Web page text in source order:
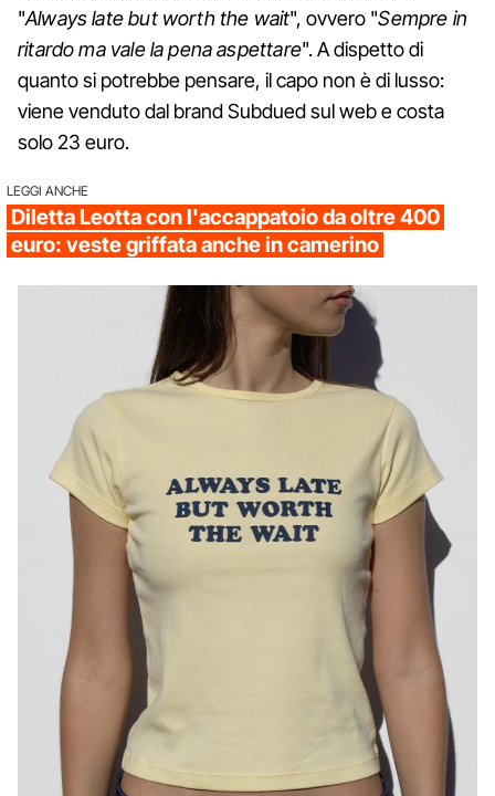
"Always late but worth the wait", ovvero "Sempre in
ritardo ma vale la pena aspettare". A dispetto di
quanto si potrebbe pensare, il capo non è di lusso:
viene venduto dal brand Subdued sul web e costa
solo 23 euro.
LEGGI ANCHE
Diletta Leotta con l'accappatoio da oltre 400
euro: veste griffata anche in camerino